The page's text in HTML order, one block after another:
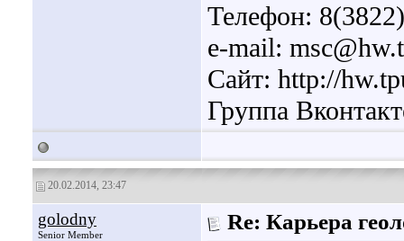
Телефон:
e-mail:
Сайт: http://
Группа
20.02.2014, 23:47
golodny
Senior Member
Re: Карьера